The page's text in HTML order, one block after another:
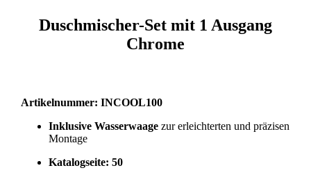
Duschmischer-Set mit 1 Ausgang
Chrome
Artikelnummer: INCOOL100
Inklusive Wasserwaagezur erleichterten und präzisen
Montage
Katalogseite: 50